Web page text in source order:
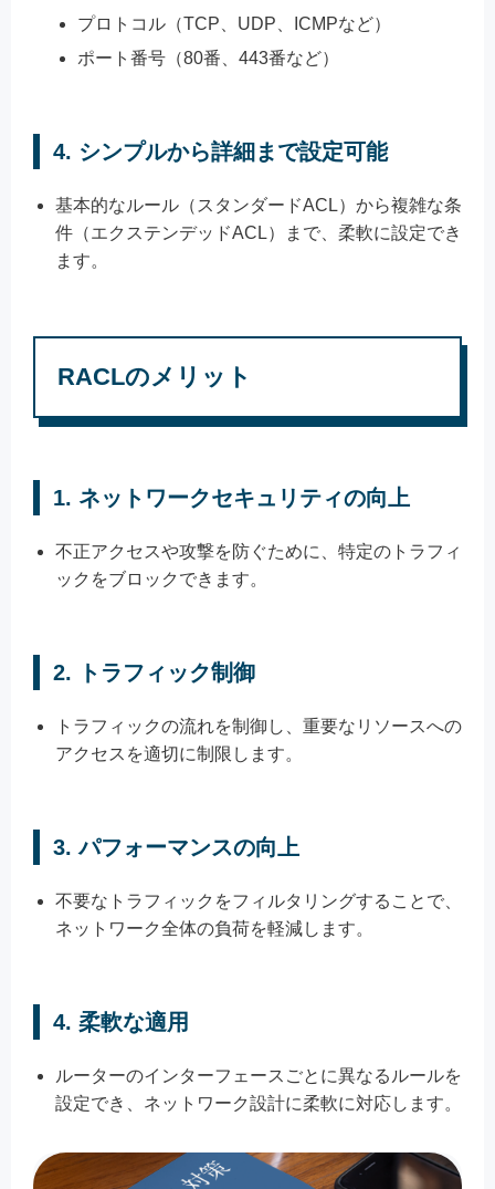
プロトコル（TCP、UDP、ICMPなど）
ポート番号（80番、443番など）
4. シンプルから詳細まで設定可能
基本的なルール（スタンダードACL）から複雑な条
件（エクステンデッドACL）まで、柔軟に設定でき
ます。
RACLのメリット
1. ネットワークセキュリティの向上
不正アクセスや攻撃を防ぐために、特定のトラフィ
ックをブロックできます。
2. トラフィック制御
トラフィックの流れを制御し、重要なリソースへの
アクセスを適切に制限します。
3.パフォーマンスの向上
不要なトラフィックをフィルタリングすることで、
ネットワーク全体の負荷を軽減します。
4. 柔軟な適用
ルーターのインターフェースごとに異なるルールを
設定でき、ネットワーク設計に柔軟に対応します。